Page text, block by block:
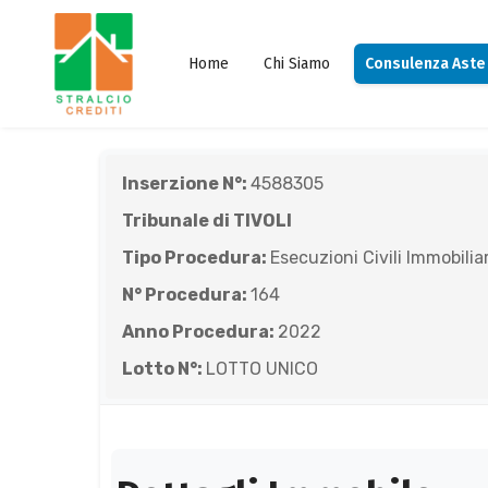
Home Chi Siamo Consulenza Aste
Inserzione N°: 4588305
Tribunale di TIVOLI
Tipo Procedura: Esecuzioni Civili
N° Procedura: 164
Anno Procedura: 2022
Lotto N°: LOTTO UNICO